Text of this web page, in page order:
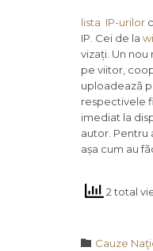
lista IP-urilor
IP. Cei de la
vizați. Un
pe viitor,
uploadeazã
respectivele
imediat la
autor. Pentru
așa cum au
2 total
 Category
Cauze